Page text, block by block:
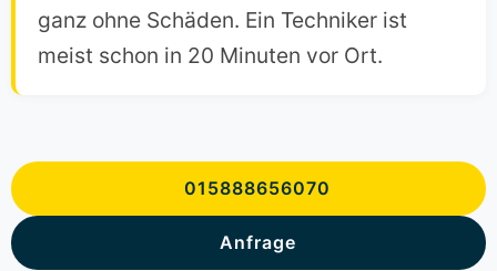
ganz ohne Schäden. Ein Techniker ist
meist schon in 20 Minuten vor Ort.
015888656070
Anfrage